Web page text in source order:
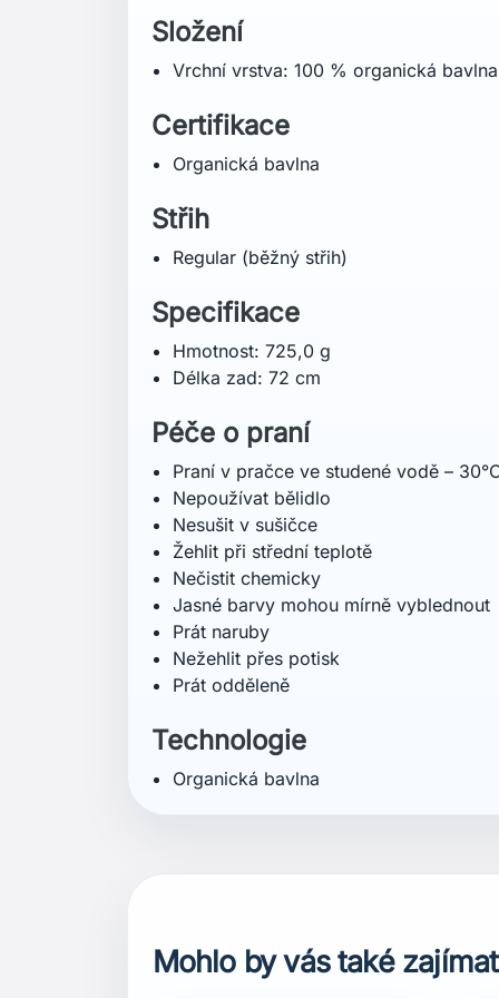
Nečistit chemicky
Jasné barvy mohou mírně vyblednout
Prát naruby
Prát odděleně
Technologie
Organická bavlna
Mohlo by vás také zajímat